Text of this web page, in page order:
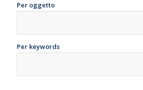
Per oggetto
Per keywords